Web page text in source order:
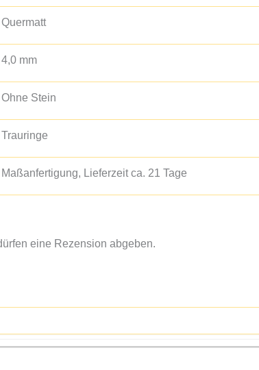
Quermatt
4,0 mm
Ohne Stein
Trauringe
Maßanfertigung, Lieferzeit ca. 21 Tage
eine Rezension abgeben.